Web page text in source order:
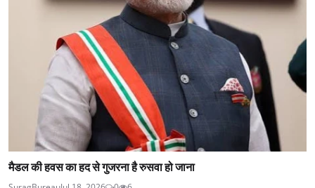
मैडल की हवस का हद से गुजरना है रुसवा हो जाना